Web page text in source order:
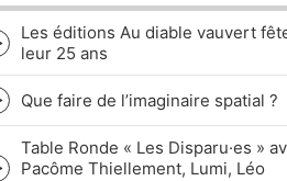
Les éditions Au diable vauvert
leur 25 ans
Que faire de l’imaginaire spatial ?
Table Ronde « Les Disparu·es »
Pacôme Thiellement, Lumi, Léo